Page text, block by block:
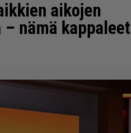
aikojen
nämä